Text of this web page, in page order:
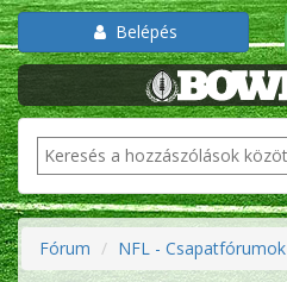
Belépés
Fórum NFL - Csapatfórumok